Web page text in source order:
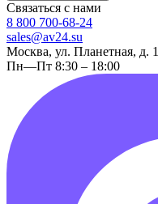
Связаться с нами
8 800 700-68-24
sales@av24.su
Москва, ул. Планетная, д.
Пн—Пт 8:30 – 18:00